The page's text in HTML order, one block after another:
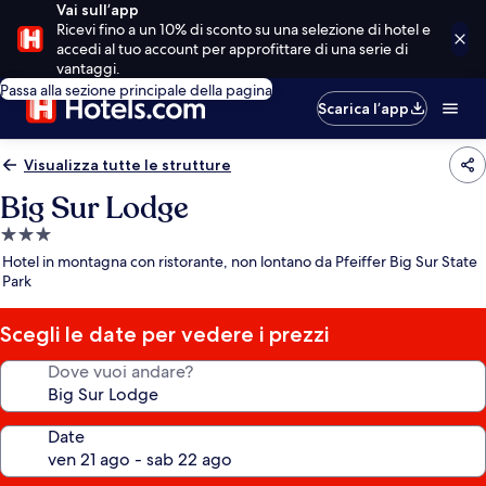
Vai sull’app
Ricevi fino a un 10% di sconto su una selezione di hotel e
accedi al tuo account per approfittare di una serie di
vantaggi.
Passa alla sezione principale della pagina
Scarica l’app
Visualizza tutte le strutture
Big Sur Lodge
Struttura
a
3.0
stelle
Hotel in montagna con ristorante, non lontano da Pfeiffer Big Sur State
Park
Scegli le date per vedere i prezzi
Dove vuoi andare?
Date